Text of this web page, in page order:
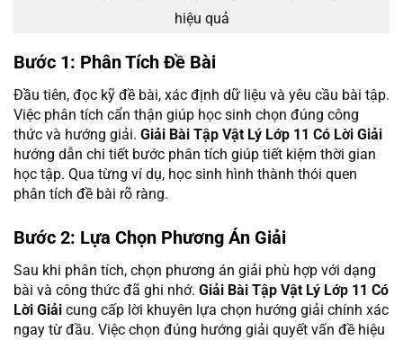
hiệu quả
Bước 1: Phân Tích Đề Bài
Đầu tiên, đọc kỹ đề bài, xác định dữ liệu và yêu cầu bài tập.
Việc phân tích cẩn thận giúp học sinh chọn đúng công
thức và hướng giải. Giải Bài Tập Vật Lý Lớp 11 Có Lời Giải
hướng dẫn chi tiết bước phân tích giúp tiết kiệm thời gian
học tập. Qua từng ví dụ, học sinh hình thành thói quen
phân tích đề bài rõ ràng.
Bước 2: Lựa Chọn Phương Án Giải
Sau khi phân tích, chọn phương án giải phù hợp với dạng
bài và công thức đã ghi nhớ. Giải Bài Tập Vật Lý Lớp 11 Có
Lời Giải cung cấp lời khuyên lựa chọn hướng giải chính xác
ngay từ đầu. Việc chọn đúng hướng giải quyết vấn đề hiệu